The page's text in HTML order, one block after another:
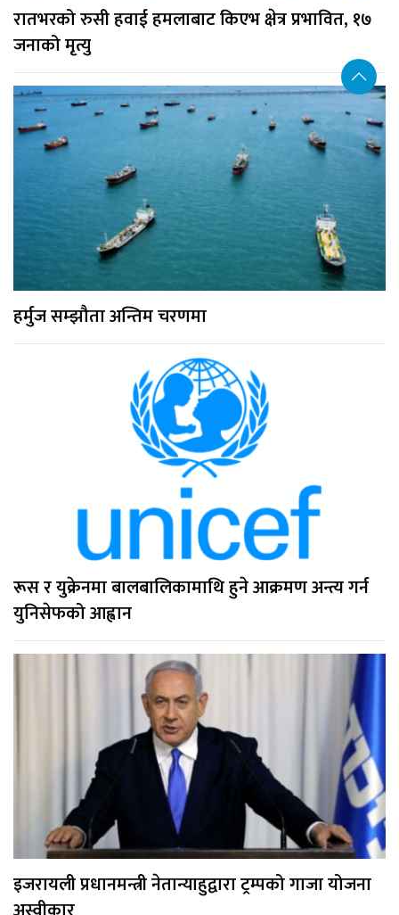
रातभरको रुसी हवाई हमलाबाट किएभ क्षेत्र प्रभावित, १७
जनाको मृत्यु
हर्मुज सम्झौता अन्तिम चरणमा
रूस र युक्रेनमा बालबालिकामाथि हुने आक्रमण अन्त्य गर्न
युनिसेफको आह्वान
इजरायली प्रधानमन्त्री नेतान्याहुद्वारा ट्रम्पको गाजा योजना